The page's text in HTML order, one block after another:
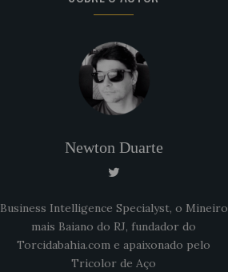
Newton Duarte
Business Intelligence Specialyst, o Mineiro
mais Baiano do RJ, fundador do
Torcidabahia.com e apaixonado pelo
Tricolor de Aço